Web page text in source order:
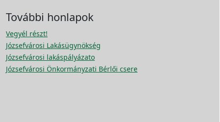
További honlapok
Vegyél részt!
Józsefvárosi Lakásügynökség
Józsefvárosi lakáspályázato
Józsefvárosi Önkormányzati Bérlői csere